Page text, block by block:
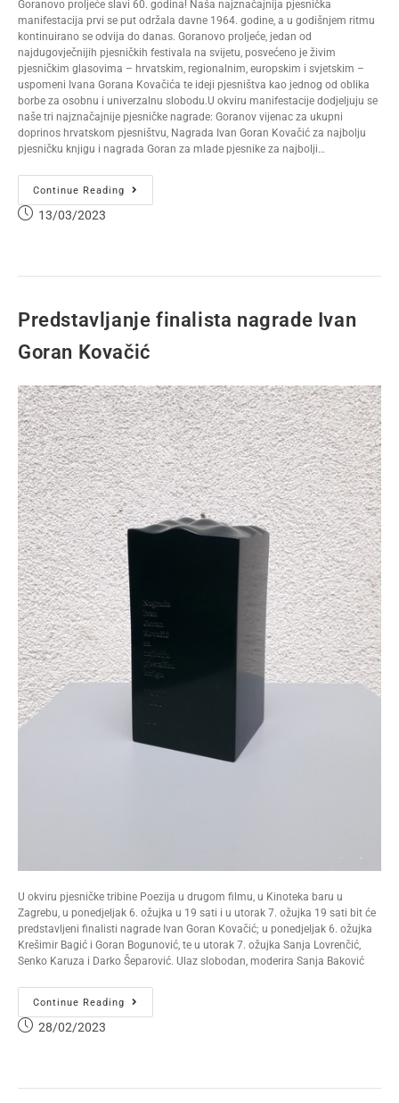
Goranovo proljeće slavi 60. godina! Naša najznačajnija pjesnička
manifestacija prvi se put održala davne 1964. godine, a u godišnjem ritmu
kontinuirano se odvija do danas. Goranovo proljeće, jedan od
najdugovječnijih pjesničkih festivala na svijetu, posvećeno je živim
pjesničkim glasovima – hrvatskim, regionalnim, europskim i svjetskim –
uspomeni Ivana Gorana Kovačića te ideji pjesništva kao jednog od oblika
borbe za osobnu i univerzalnu slobodu.U okviru manifestacije dodjeljuju se
naše tri najznačajnije pjesničke nagrade: Goranov vijenac za ukupni
doprinos hrvatskom pjesništvu, Nagrada Ivan Goran Kovačić za najbolju
pjesničku knjigu i nagrada Goran za mlade pjesnike za najbolji…
Continue Reading
13/03/2023
Predstavljanje finalista nagrade Ivan
Goran Kovačić
U okviru pjesničke tribine Poezija u drugom filmu, u Kinoteka baru u
Zagrebu, u ponedjeljak 6. ožujka u 19 sati i u utorak 7. ožujka 19 sati bit će
predstavljeni finalisti nagrade Ivan Goran Kovačić; u ponedjeljak 6. ožujka
Krešimir Bagić i Goran Bogunović, te u utorak 7. ožujka Sanja Lovrenčić,
Senko Karuza i Darko Šeparović. Ulaz slobodan, moderira Sanja Baković
Continue Reading
28/02/2023